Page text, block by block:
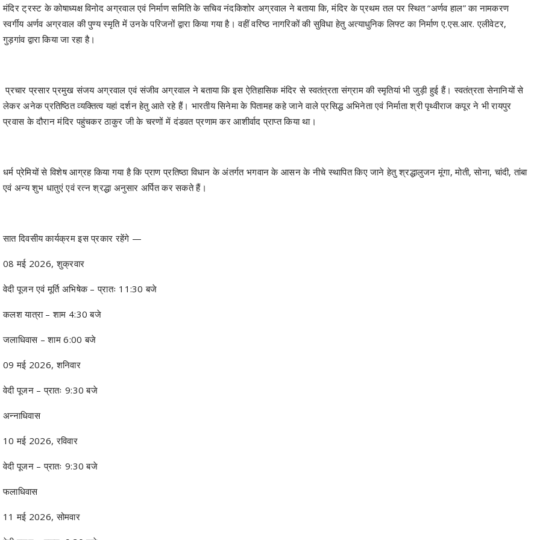
मंदिर ट्रस्ट के कोषाध्यक्ष विनोद अग्रवाल एवं निर्माण समिति के सचिव नंदकिशोर अग्रवाल ने बताया कि, मंदिर के प्रथम तल पर स्थित “अर्णव हाल” का नामकरण
स्वर्गीय अर्णव अग्रवाल की पुण्य स्मृति में उनके परिजनों द्वारा किया गया है। वहीं वरिष्ठ नागरिकों की सुविधा हेतु अत्याधुनिक लिफ्ट का निर्माण ए.एस.आर. एलीवेटर,
गुड़गांव द्वारा किया जा रहा है।
प्रचार प्रसार प्रमुख संजय अग्रवाल एवं संजीव अग्रवाल ने बताया कि इस ऐतिहासिक मंदिर से स्वतंत्रता संग्राम की स्मृतियां भी जुड़ी हुई हैं। स्वतंत्रता सेनानियों से
लेकर अनेक प्रतिष्ठित व्यक्तित्व यहां दर्शन हेतु आते रहे हैं। भारतीय सिनेमा के पितामह कहे जाने वाले प्रसिद्ध अभिनेता एवं निर्माता श्री पृथ्वीराज कपूर ने भी रायपुर
प्रवास के दौरान मंदिर पहुंचकर ठाकुर जी के चरणों में दंडवत प्रणाम कर आशीर्वाद प्राप्त किया था।
धर्म प्रेमियों से विशेष आग्रह किया गया है कि प्राण प्रतिष्ठा विधान के अंतर्गत भगवान के आसन के नीचे स्थापित किए जाने हेतु श्रद्धालुजन मूंगा, मोती, सोना, चांदी, तांबा
एवं अन्य शुभ धातुएं एवं रत्न श्रद्धा अनुसार अर्पित कर सकते हैं।
सात दिवसीय कार्यक्रम इस प्रकार रहेंगे —
08 मई 2026, शुक्रवार
वेदी पूजन एवं मूर्ति अभिषेक – प्रातः 11:30 बजे
कलश यात्रा – शाम 4:30 बजे
जलाधिवास – शाम 6:00 बजे
09 मई 2026, शनिवार
वेदी पूजन – प्रातः 9:30 बजे
अन्नाधिवास
10 मई 2026, रविवार
वेदी पूजन – प्रातः 9:30 बजे
फलाधिवास
11 मई 2026, सोमवार